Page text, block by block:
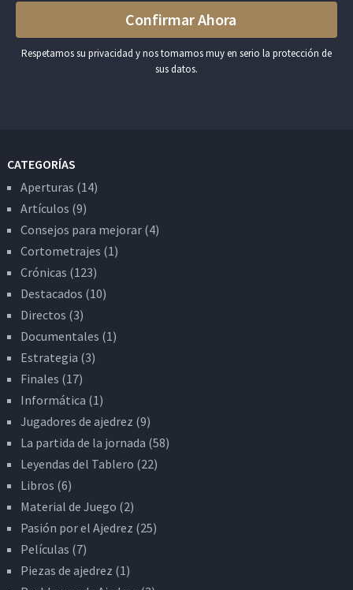
Respetamos su privacidad y nos tomamos muy en serio la protección de
sus datos.
CATEGORÍAS
Aperturas (14)
Artículos (9)
Consejos para mejorar(4)
Cortometrajes (1)
Crónicas (123)
Destacados (10)
Directos (3)
Documentales (1)
Estrategia (3)
Finales (17)
Informática (1)
Jugadores de ajedrez (9)
La partida de la jornada (58)
Leyendas del Tablero (22)
Libros (6)
Material de Juego (2)
Pasión por el Ajedrez (25)
Películas (7)
Piezas de ajedrez (1)